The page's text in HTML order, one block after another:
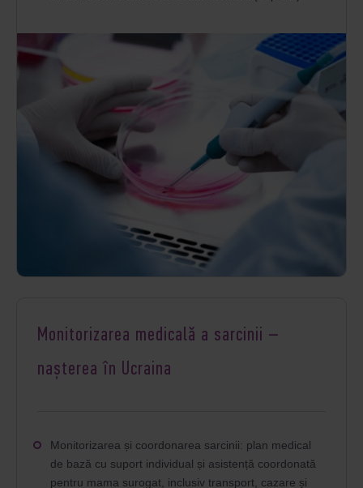
Monitorizarea medicală a sarcinii –
nașterea în Ucraina
Monitorizarea și coordonarea sarcinii: plan medical
de bază cu suport individual și asistență coordonată
pentru mama surogat, inclusiv transport, cazare și